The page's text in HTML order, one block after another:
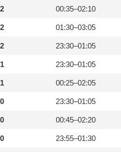
00:35–02:10
01:30–03:05
23:30–01:05
23:30–01:05
00:25–02:05
23:30–01:05
00:45–02:20
23:55–01:30